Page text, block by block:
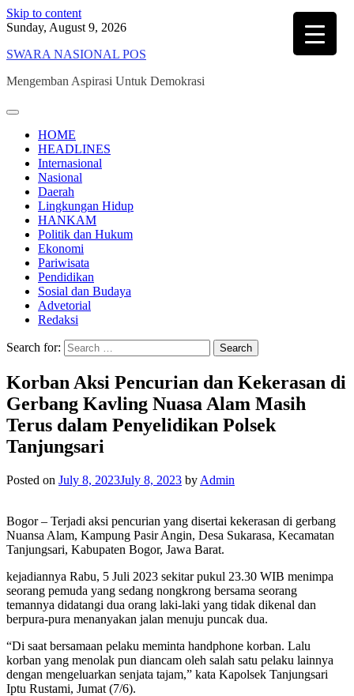
Skip to content
Sunday, August 9, 2026
SWARA NASIONAL POS
Mengemban Aspirasi Untuk Demokrasi
HOME
HEADLINES
Internasional
Nasional
Daerah
Lingkungan Hidup
HANKAM
Politik dan Hukum
Ekonomi
Pariwisata
Pendidikan
Sosial dan Budaya
Advetorial
Redaksi
Search for:
Korban Aksi Pencurian dan Kekerasan di
Gerbang Kavling Nuasa Alam Masih
Terus dalam Penyelidikan Polsek
Tanjungsari
Posted on July 8, 2023July 8, 2023 by Admin
Bogor – Terjadi aksi pencurian yang disertai kekerasan di gerbang
Nuansa Alam, Kampung Pasir Angin, Desa Sukarasa, Kecamatan
Tanjungsari, Kabupaten Bogor, Jawa Barat.
kejadiannya Rabu, 5 Juli 2023 sekitar pukul 23.30 WIB menimpa
seorang pemuda yang sedang nongkrong bersama seorang
temannya didatangi dua orang laki-laki yang tidak dikenal dan
berpura-pura menanyakan jalan menuju puncak dua.
“Di saat bersamaan pelaku meminta handphone korban. Lalu
korban yang menolak pun diancam oleh salah satu pelaku lainnya
dengan mengeluarkan senjata tajam,” kata Kapolsek Tanjungsari
Iptu Rustami, Jumat (7/6).